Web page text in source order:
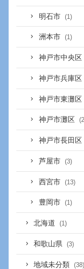
明石市 (1)
洲本市 (1)
神戸市中央区
神戸市兵庫区
神戸市東灘区
神戸市灘区
神戸市長田区
芦屋市 (3)
西宮市 (13)
豊岡市 (1)
北海道 (1)
和歌山県 (3)
地域未分類 (38)